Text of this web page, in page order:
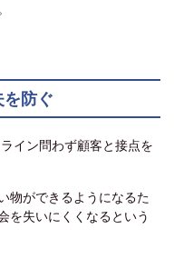
防ぐ
イン問わず顧客と接点を
物ができるようになるた
を失いにくくなるという